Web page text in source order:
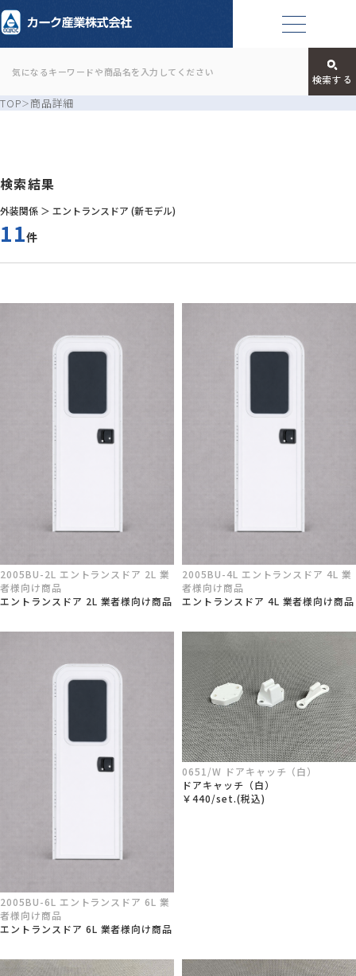
TOP 商品詳細
検索結果
外装関係 ＞ エントランスドア (新モデル)
11
2005BU-2L エントランスドア 2L 業
者様向け商品
エントランスドア 2L 業者様向け商品
2005BU-4L エントランスドア 4L 業
者様向け商品
エントランスドア 4L 業者様向け商品
2005BU-6L エントランスドア 6L 業
者様向け商品
エントランスドア 6L 業者様向け商品
0651/W ドアキャッチ（白）
ドアキャッチ（白）
￥440/set.(税込)